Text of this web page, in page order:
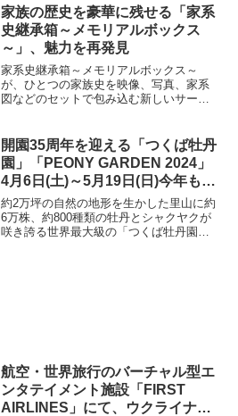
『セブン＆アイグループ バレンタイン
フェア記者発表会...
家族の歴史を豪華に残せる「家系
史継承箱～メモリアルボックス
～」、魅力を再発見
家系史継承箱～メモリアルボックス～
が、ひとつの家族史を映像、写真、家系
図などのセットで包み込む新しいサービ
［nokosu(のこす)シリーズ］セット内
容：木箱、映像USB、...
開園35周年を迎える「つくば牡丹
園」「PEONY GARDEN 2024」
4月6日(土)～5月19日(日)今年も、
44日間のみの開園が決定
約2万坪の自然の地形を生かした里山に約
6万株、約800種類の牡丹とシャクヤクが
咲き誇る世界最大級の「つくば牡丹園」
航空・世界旅行のバーチャル型エ
ンタテイメント施設「FIRST
AIRLINES」にて、ウクライナの